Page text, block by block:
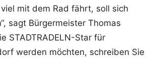
mit dem Rad fährt, soll sich
sagt Bürgermeister Thomas
STADTRADELN-Star für
werden möchten, schreiben Sie